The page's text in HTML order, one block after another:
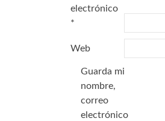
electrónico
*
Web
Guarda mi
nombre,
correo
electrónico